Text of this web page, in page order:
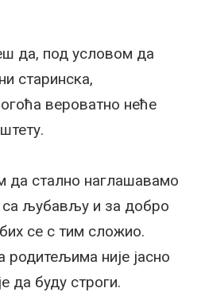
да, под условом да
старинска,
вероватно неће
да стално наглашавамо
са љубављу и за добро
се с тим сложио.
родитељима није јасно
да буду строги.